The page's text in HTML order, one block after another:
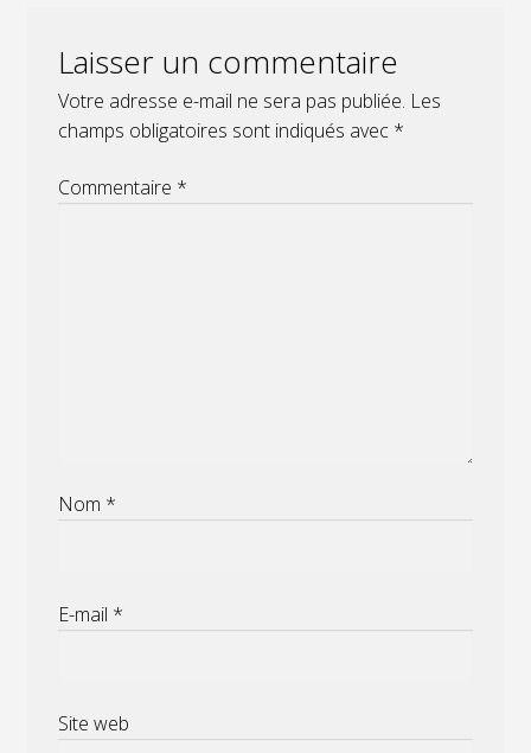
Laisser un commentaire
Votre adresse e-mail ne sera pas publiée. Les
champs obligatoires sont indiqués avec *
Commentaire *
Nom *
E-mail *
Site web